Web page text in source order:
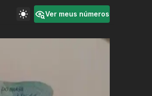
Ver meus números